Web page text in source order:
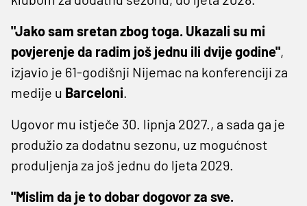
"Jako sam sretan zbog toga. Ukazali su mi
povjerenje da radim još jednu ili dvije godine",
izjavio je 61-godišnji Nijemac na konferenciji za
medije u Barceloni.
Ugovor mu istječe 30. lipnja 2027., a sada ga je
produžio za dodatnu sezonu, uz mogućnost
produljenja za još jednu do ljeta 2029.
"Mislim da je to dobar dogovor za sve.